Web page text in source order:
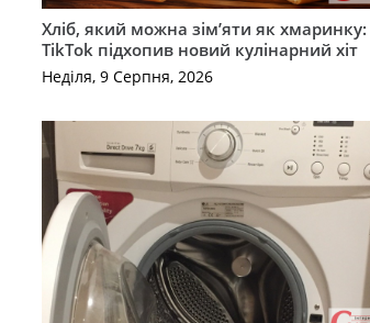
Хліб, який можна зім’яти як хмаринку:
TikTok підхопив новий кулінарний хіт
Неділя, 9 Серпня, 2026